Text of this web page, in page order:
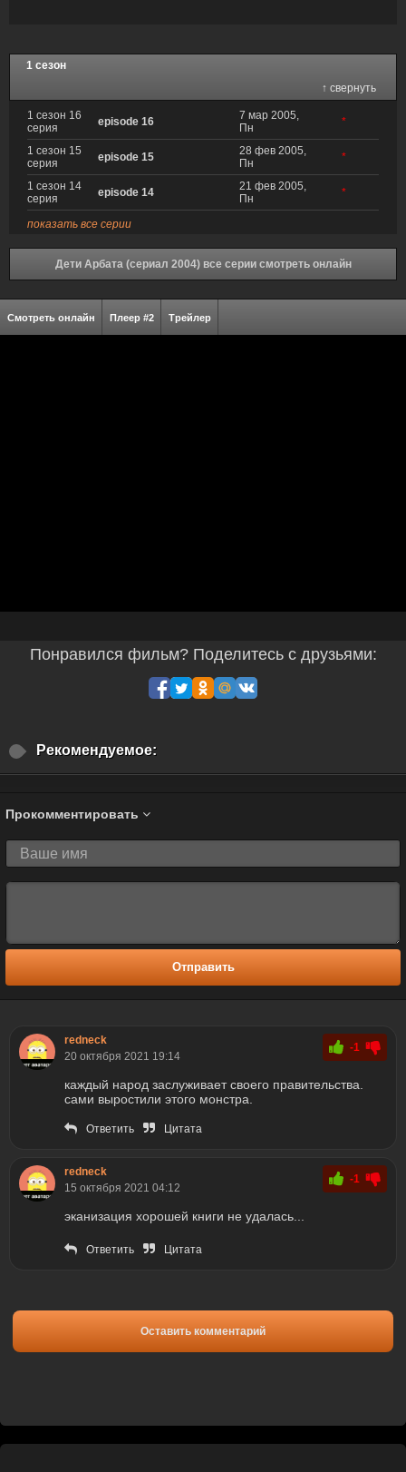
1 сезон
↑ свернуть
1 сезон 16
серия
episode 16
7 мар 2005,
Пн
*
1 сезон 15
серия
episode 15
28 фев 2005,
Пн
*
1 сезон 14
серия
episode 14
21 фев 2005,
Пн
*
показать все серии
Дети Арбата (сериал 2004) все серии смотреть онлайн
Смотреть онлайн Плеер #2 Трейлер
Понравился фильм? Поделитесь с друзьями:
Рекомендуемое:
Прокомментировать
Отправить
redneck
20 октября 2021 19:14
-1
каждый народ заслуживает своего правительства.
сами выростили этого монстра.
Ответить Цитата
redneck
15 октября 2021 04:12
-1
эканизация хорошей книги не удалась...
Ответить Цитата
Оставить комментарий